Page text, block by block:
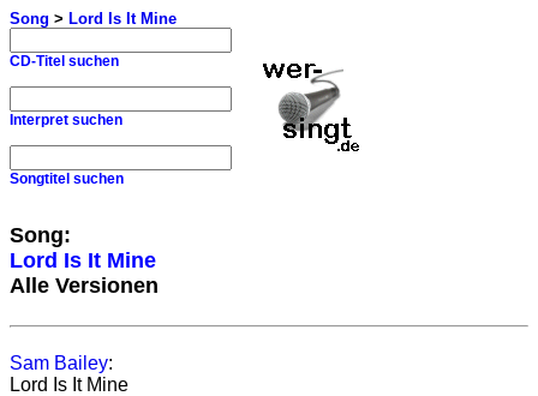
Song > Lord Is It Mine
CD-Titel suchen
Interpret suchen
Songtitel suchen
Song:
Lord Is It Mine
Alle Versionen
Sam Bailey:
Lord Is It Mine